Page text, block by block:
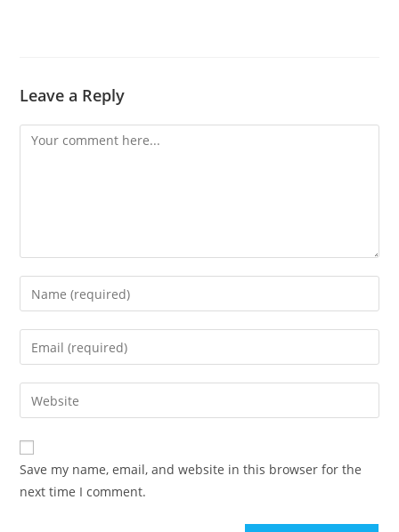
Leave a Reply
Comment
Enter
your
name
comment
Enter
your
email
address
comment
Enter
your
website
URL
(optional)
Save my name, email, and website in this browser for the
next time I comment.